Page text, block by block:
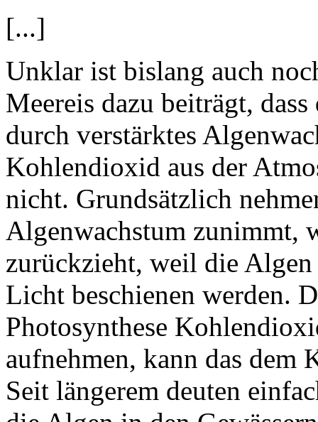
[...]
Unklar ist bislang auch
Meereis dazu beiträgt,
durch verstärktes
Kohlendioxid aus der
nicht. Grundsätzlich
Algenwachstum zunimmt,
zurückzieht, weil die
Licht beschienen werden.
Photosynthese
aufnehmen, kann das dem
Seit längerem deuten